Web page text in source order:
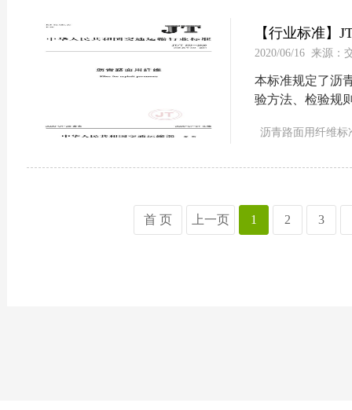
【行业标准】
2020/06/16 来源：
本标准规定了沥
验方法、检验规
沥青路面用纤维标
首 页 上一页 1 2 3